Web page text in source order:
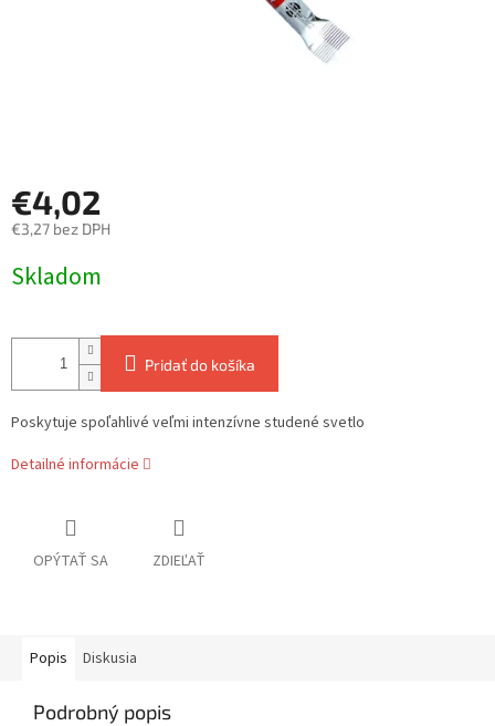
€4,02
€3,27 bez DPH
cena:
Skladom
Pridať do košíka
Poskytuje spoľahlivé veľmi intenzívne studené svetlo
Detailné informácie
OPÝTAŤ SA ZDIEĽAŤ
Popis Diskusia
Podrobný popis